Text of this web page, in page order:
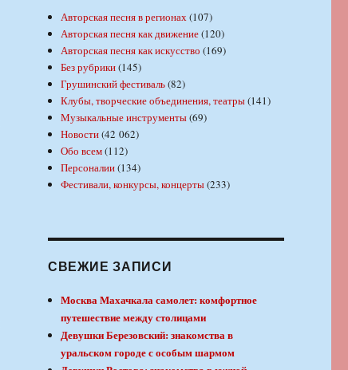
Авторская песня в регионах(107)
Авторская песня как движение(120)
Авторская песня как искусство (169)
Без рубрики(145)
Грушинский фестиваль(82)
Клубы, творческие объединения, театры(141)
Музыкальные инструменты(69)
Новости(42 062)
Обо всем(112)
Персоналии(134)
Фестивали, конкурсы, концерты(233)
СВЕЖИЕ ЗАПИСИ
Москва Махачкала самолет: комфортное
путешествие между столицами
Девушки Березовский: знакомства в
уральском городе с особым шармом